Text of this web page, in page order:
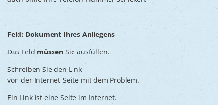
Feld: Dokument Ihres Anliegens
Das Feld müssen Sie ausfüllen.
Schreiben Sie den Link
von der Internet-Seite mit dem Problem.
Ein Link ist eine Seite im Internet.